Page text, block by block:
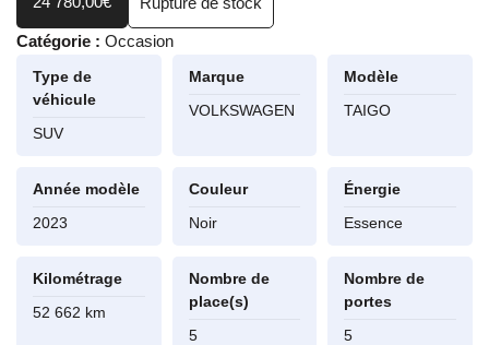
Catégorie : Occasion
Année modèle
2023
Couleur
Noir
Énergie
Essence
Kilométrage
52 662 km
Marque
VOLKSWAGEN
Modèle
TAIGO
Nombre de
place(s)
5
Nombre de
portes
5
Type de
véhicule
SUV